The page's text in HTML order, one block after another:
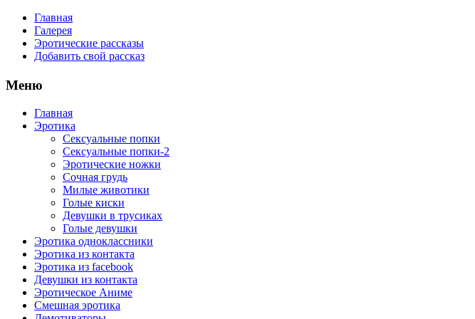
Главная
Галерея
Эротические рассказы
Добавить свой рассказ
Меню
Главная
Эротика
Сексуальные попки
Сексуальные попки-2
Эротические ножки
Сочная грудь
Милые животики
Голые киски
Девушки в трусиках
Голые девушки
Эротика одноклассники
Эротика из контакта
Эротика из facebook
Девушки из контакта
Эротическое Аниме
Смешная эротика